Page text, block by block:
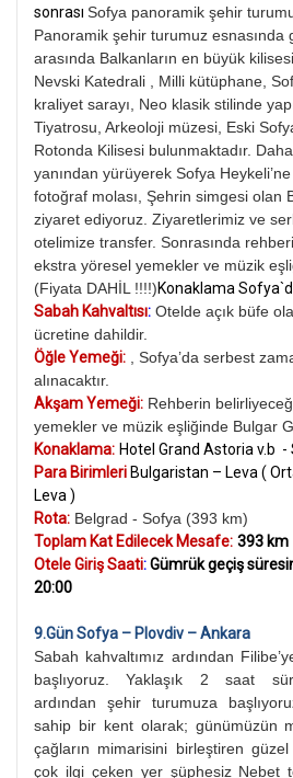
sonrası Sofya panoramik şehir
Panoramik şehir turumuz esnasında
arasında Balkanların en büyük
Nevski Katedrali , Milli kütüphane,
kraliyet sarayı, Neo klasik stilinde
Tiyatrosu, Arkeoloji müzesi, Eski
Rotonda Kilisesi bulunmaktadır.
yanından yürüyerek Sofya
fotoğraf molası, Şehrin simgesi olan
ziyaret ediyoruz. Ziyaretlerimiz ve
otelimize transfer. Sonrasında
ekstra yöresel yemekler ve müzik
(Fiyata DAHİL !!!!)Konaklama
Sabah Kahvaltısı: Otelde açık büfe
ücretine dahildir.
Öğle Yemeği:
, Sofya’da serbest
alınacaktır.
Akşam Yemeği: Rehberin
yemekler ve müzik eşliğinde Bulgar
Konaklama: Hotel Grand Astoria v.b -
Para Birimleri Bulgaristan – Leva (
Leva )
Rota: Belgrad - Sofya (393 km)
Toplam Kat Edilecek Mesafe: 393 km
Otele Giriş Saati:Gümrük geçiş
20:00
9.Gün Sofya – Plovdiv – Ankara
Sabah kahvaltımız ardından
başlıyoruz. Yaklaşık 2 saat
ardından şehir turumuza
sahip bir kent olarak; günümüzün
çağların mimarisini birleştiren
çok ilgi çeken yer şüphesiz Nebet